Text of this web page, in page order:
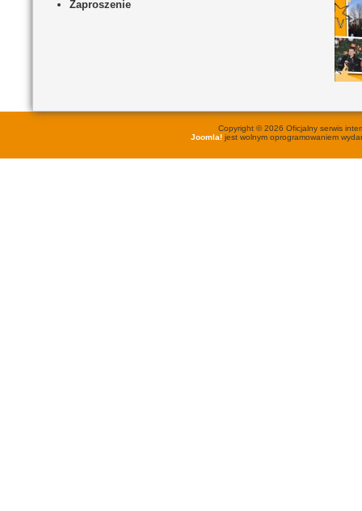
Zaproszenie
Copyright © 2026 Oficjalny serwis
Joomla!jest wolnym oprogramowaniem